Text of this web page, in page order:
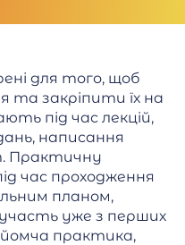
для того, щоб
закріпити їх на
під час лекцій,
написання
Практичну
час проходження
планом,
уже з перших
практика,